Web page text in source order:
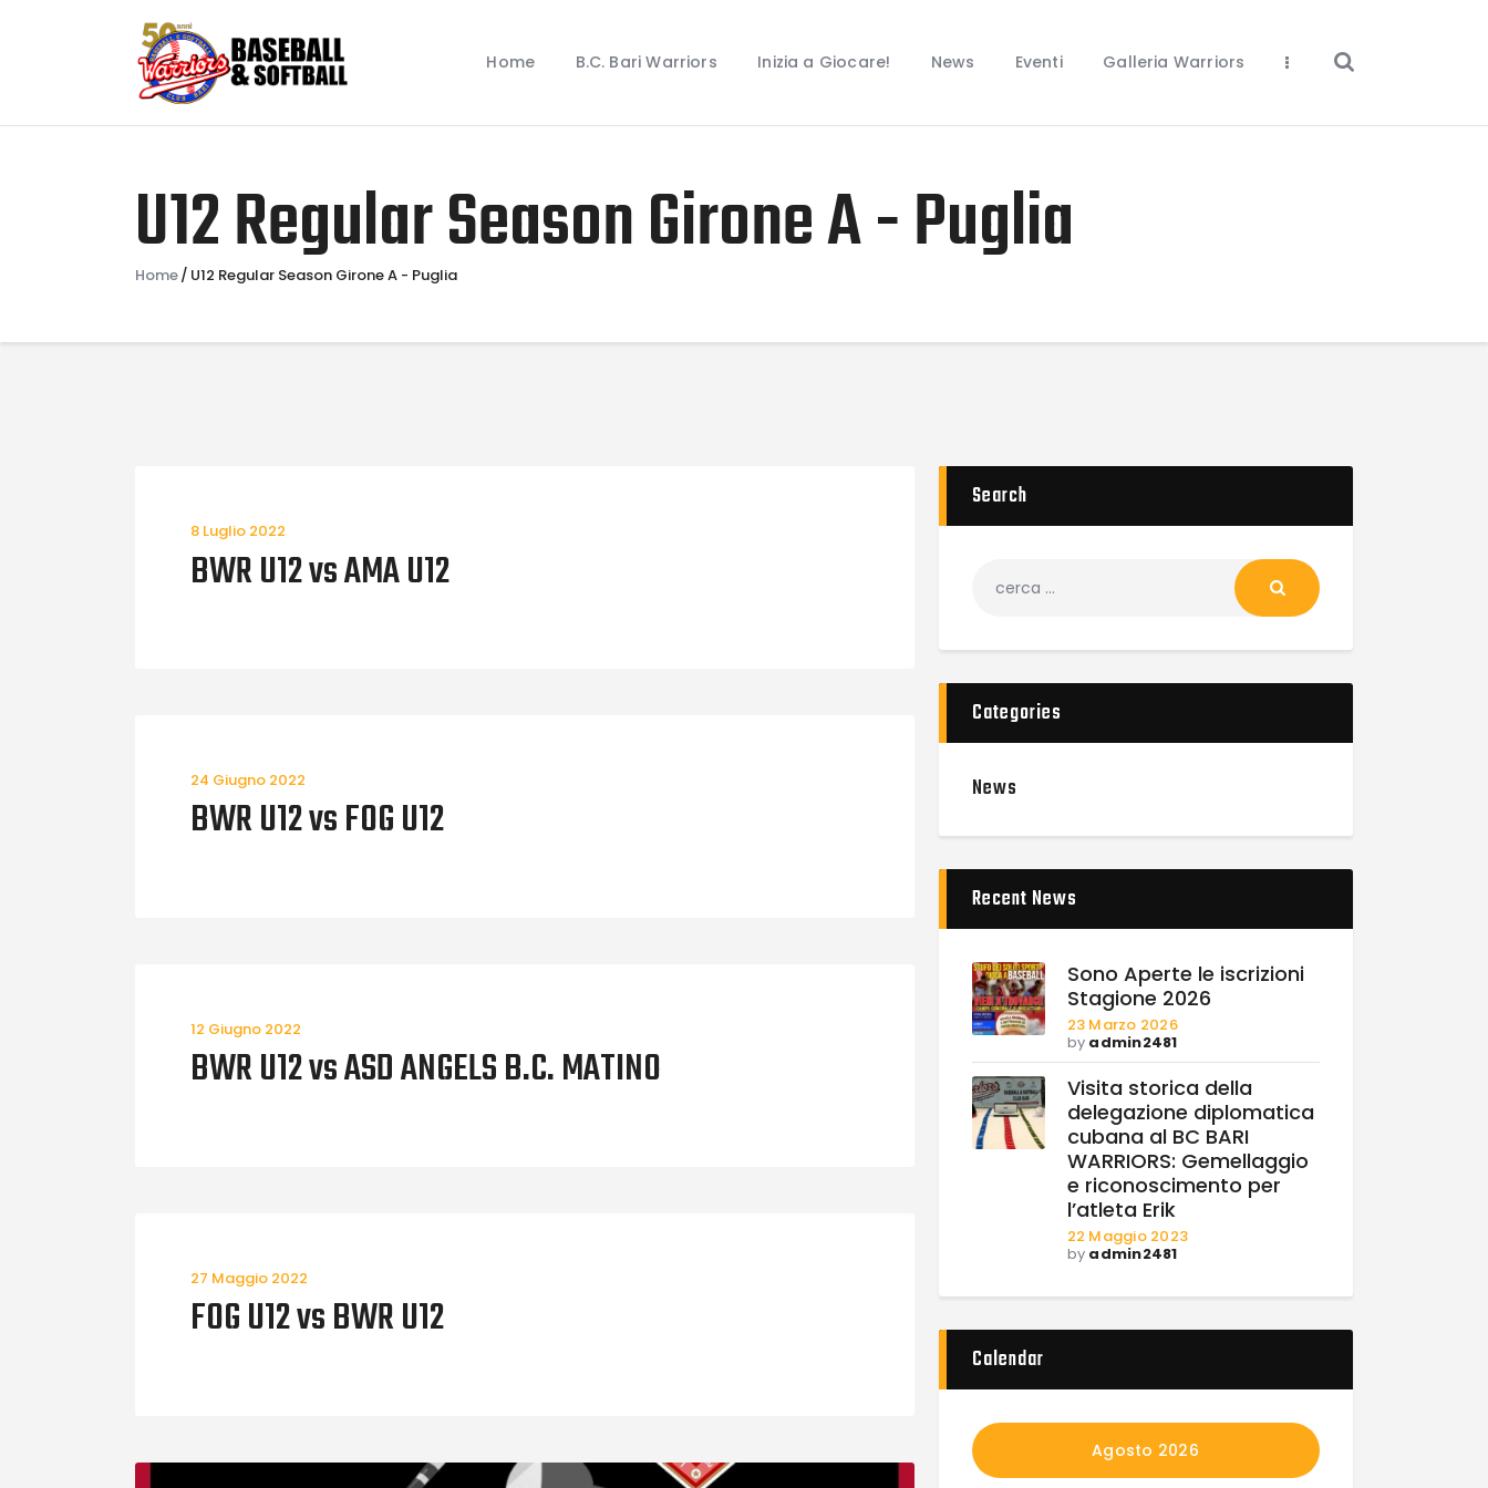
Home B.C. Bari Warriors Inizia a Giocare! News Eventi Galleria Warriors
U12 Regular Season Girone A - Puglia
Home U12 Regular Season Girone A - Puglia
B.C. Bari Warriors
News
Galleria Warriors
Contatti
8 Luglio 2022
BWR U12 vs AMA U12
24 Giugno 2022
BWR U12 vs FOG U12
12 Giugno 2022
BWR U12 vs ASD ANGELS B.C. MATINO
27 Maggio 2022
FOG U12 vs BWR U12
Search
Categories
News
Recent News
Sono Aperte le iscrizioni
Stagione 2026
23 Marzo 2026
by admin2481
Visita storica della
delegazione diplomatica
cubana al BC BARI
WARRIORS: Gemellaggio
e riconoscimento per
l’atleta Erik
22 Maggio 2023
by admin2481
Calendar
Agosto 2026